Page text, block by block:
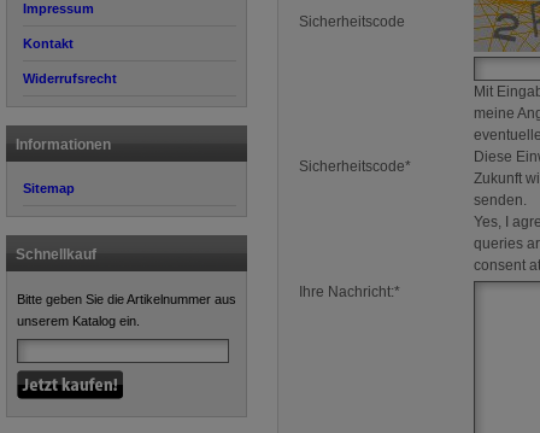
Impressum
Kontakt
Widerrufsrecht
Informationen
Sitemap
Schnellkauf
Bitte geben Sie die Artikelnummer aus
unserem Katalog ein.
Sicherheitscode
Sicherheitscode*
Mit
meine
Diese
Zukunft
senden.
Yes, I
queries
consent
Ihre Nachricht:*